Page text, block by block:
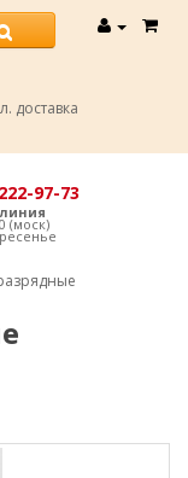
доставка
97-73
(моск)